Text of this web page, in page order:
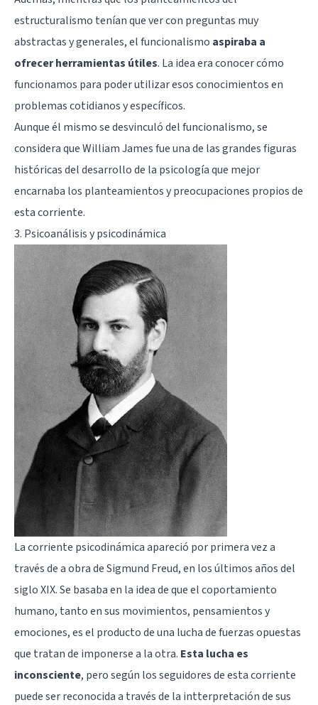
estructuralismo tenían que ver con preguntas muy
abstractas y generales, el funcionalismo aspiraba a
ofrecer herramientas útiles. La idea era conocer cómo
funcionamos para poder utilizar esos conocimientos en
problemas cotidianos y específicos.
Aunque él mismo se desvinculó del funcionalismo, se
considera queWilliam Jamesfue una de las grandes figuras
históricas del desarrollo de la psicología que mejor
encarnaba los planteamientos y preocupaciones propios de
esta corriente.
3. Psicoanálisis y psicodinámica
La corriente psicodinámica apareció por primera vez a
través de a obra deSigmund Freud, en los últimos años del
siglo XIX. Se basaba en la idea de que el coportamiento
humano, tanto en sus movimientos, pensamientos y
emociones, es el producto de una lucha de fuerzas opuestas
que tratan de imponerse a la otra. Esta lucha es
inconsciente, pero según los seguidores de esta corriente
puede ser reconocida a través de la intterpretación de sus